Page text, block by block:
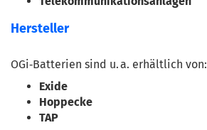
Hersteller
OGi‑Batterien sind u. a. erhältlich von:
Exide
Hoppecke
TAP